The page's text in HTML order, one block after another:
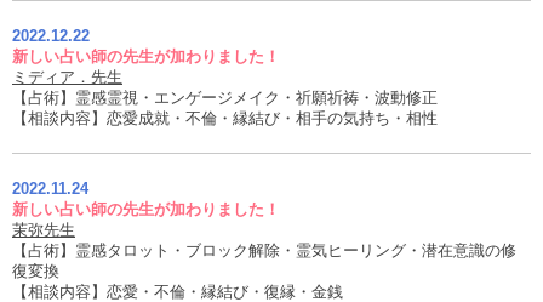
2022.12.22
新しい占い師の先生が加わりました！
ミディア．先生
【占術】霊感霊視・エンゲージメイク・祈願祈祷・波動修正
【相談内容】恋愛成就・不倫・縁結び・相手の気持ち・相性
2022.11.24
新しい占い師の先生が加わりました！
茉弥先生
【占術】霊感タロット・ブロック解除・霊気ヒーリング・潜在意識の修
復変換
【相談内容】恋愛・不倫・縁結び・復縁・金銭